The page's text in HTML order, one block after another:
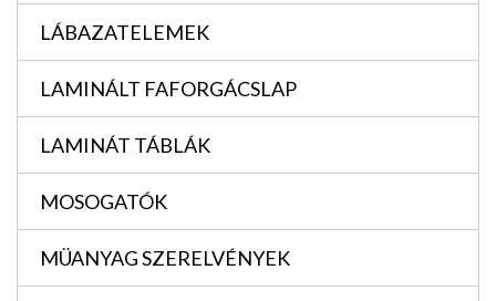
LÁBAZATELEMEK
LAMINÁLT FAFORGÁCSLAP
LAMINÁT TÁBLÁK
MOSOGATÓK
MÜANYAG SZERELVÉNYEK